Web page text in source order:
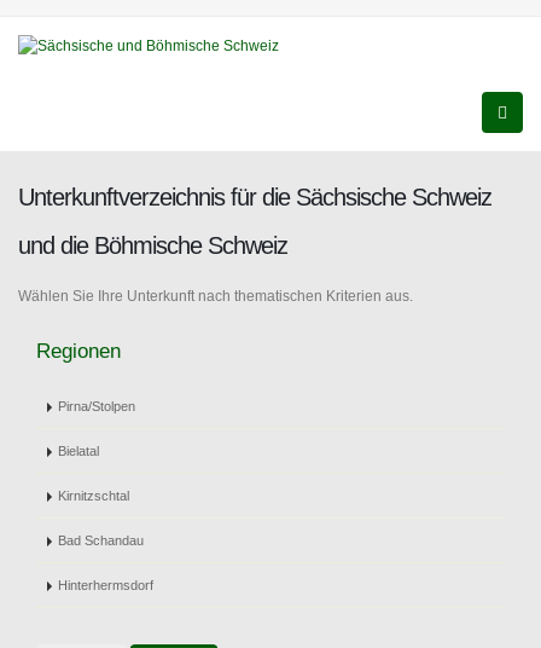
Unterkunftverzeichnis für die Sächsische Schweiz
und die Böhmische Schweiz
Wählen Sie Ihre Unterkunft nach thematischen Kriterien aus.
Regionen
Pirna/Stolpen
Bielatal
Kirnitzschtal
Bad Schandau
Hinterhermsdorf